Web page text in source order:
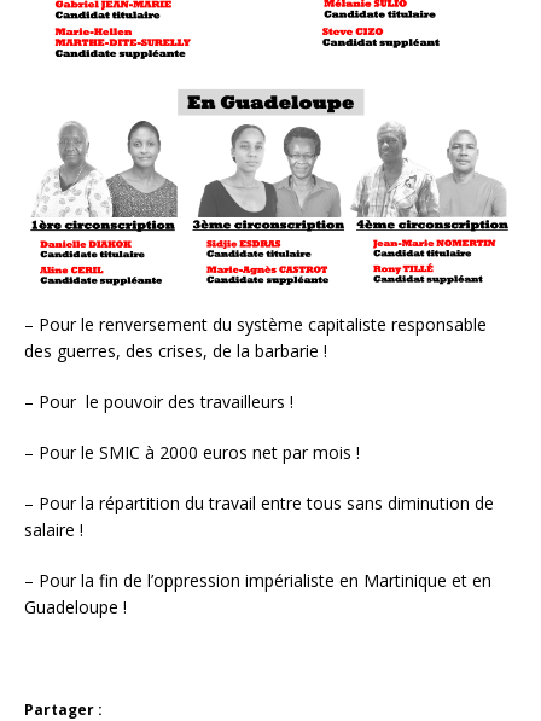
– Pour le renversement du système capitaliste responsable
des guerres, des crises, de la barbarie !
– Pour le pouvoir des travailleurs !
– Pour le SMIC à 2000 euros net par mois !
– Pour la répartition du travail entre tous sans diminution de
salaire !
– Pour la fin de l’oppression impérialiste en Martinique et en
Guadeloupe !
Partager :